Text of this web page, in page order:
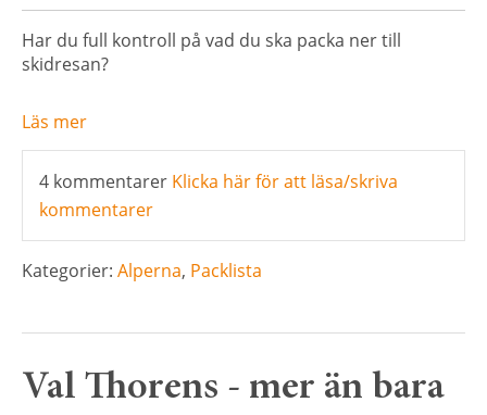
Har du full kontroll på vad du ska packa ner till
skidresan?
Läs mer
4 kommentarer Klicka här för att läsa/skriva
kommentarer
Kategorier: Alperna, Packlista
Val Thorens - mer än bara